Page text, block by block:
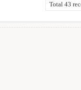
Total 43